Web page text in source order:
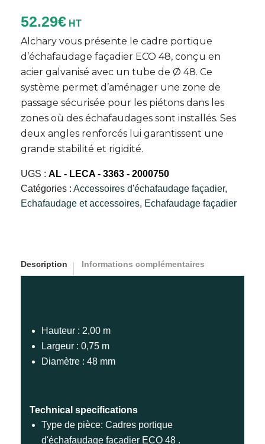
52.29€ HT
Alchary vous présente le cadre portique
d’échafaudage façadier ECO 48, conçu en
acier galvanisé avec un tube de Ø 48. Ce
système permet d’aménager une zone de
passage sécurisée pour les piétons dans les
zones où des échafaudages sont installés. Ses
deux angles renforcés lui garantissent une
grande stabilité et rigidité.
UGS : AL - LECA - 3363 - 2000750
Catégories : Accessoires d'échafaudage façadier,
Echafaudage et accessoires, Echafaudage façadier
Description Informations complémentaires
Hauteur : 2,00 m
Largeur : 0,75 m
Diamètre : 48 mm
Technical specifications
Type de pièce: Cadres portique
d'échafaudage façadier ECO 48 .